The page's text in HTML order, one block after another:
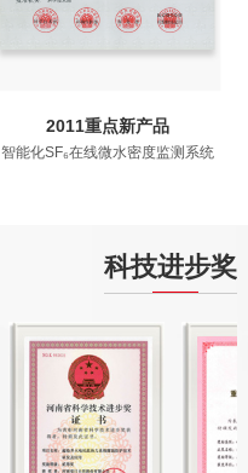
2011重点新产品
智能化SF₆在线微水密度监测系统
科技进步奖